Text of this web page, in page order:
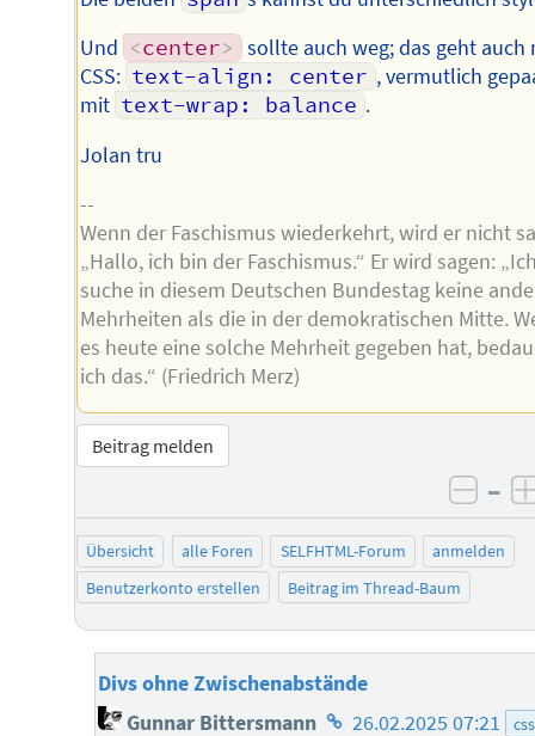
Und <center> sollte auch weg; das geht auch
CSS: text-align: center , vermutlich
mit text-wrap: balance .
Jolan tru
--
Wenn der Faschismus wiederkehrt, wird er nicht
„Hallo, ich bin der Faschismus.“ Er wird sagen:
suche in diesem Deutschen Bundestag keine
Mehrheiten als die in der demokratischen Mitte.
es heute eine solche Mehrheit gegeben hat,
ich das.“ (Friedrich Merz)
Beitrag melden
–
Übersicht alle Foren SELFHTML-Forum
anmelden
Benutzerkonto erstellen
Beitrag im Thread-Baum
Divs ohne Zwischenabstände
Gunnar Bittersmann Homepage
26.02.2025 07:21
css